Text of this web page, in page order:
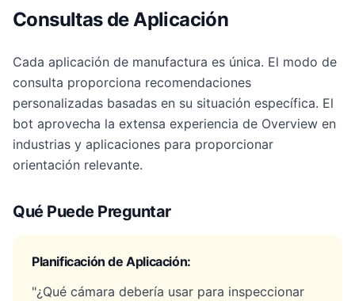
Consultas de Aplicación
Cada aplicación de manufactura es única. El modo de
consulta proporciona recomendaciones
personalizadas basadas en su situación específica. El
bot aprovecha la extensa experiencia de Overview en
industrias y aplicaciones para proporcionar
orientación relevante.
Qué Puede Preguntar
Planificación de Aplicación:
"¿Qué cámara debería usar para inspeccionar